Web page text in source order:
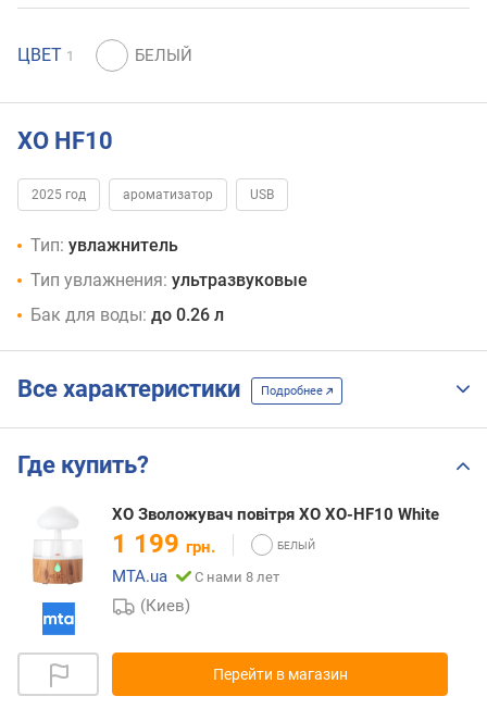
ЦВЕТ 1
XO HF10
2025 год ароматизатор USB
Тип: увлажнитель
Тип увлажнения: ультразвуковые
Бак для воды: до 0.26 л
Все характеристики Подробнее
Где купить?
XO Зволожувач повітря XO XO-HF10 White
1 199 грн.
MTA.ua
С нами 8 лет
(Киев)
Перейти в магазин